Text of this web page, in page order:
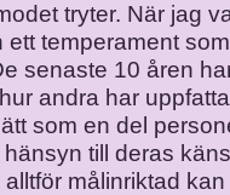
tryter. När jag
temperament
senaste 10 åren
andra har
som en del
till deras
målinriktad